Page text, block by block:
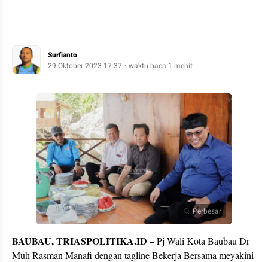
Surfianto
29 Oktober 2023 17:37
waktu baca 1 menit
Perbesar
BAUBAU, TRIASPOLITIKA.ID –Pj Wali Kota Baubau Dr
Muh Rasman Manafi dengan tagline Bekerja Bersama meyakini